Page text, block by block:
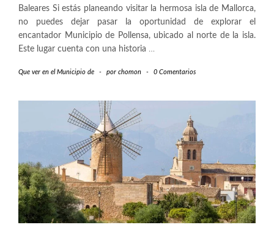
Baleares Si estás planeando visitar la hermosa isla de Mallorca,
no puedes dejar pasar la oportunidad de explorar el
encantador Municipio de Pollensa, ubicado al norte de la isla.
Este lugar cuenta con una historia …
Que ver en el Municipio de - por chomon - 0 Comentarios